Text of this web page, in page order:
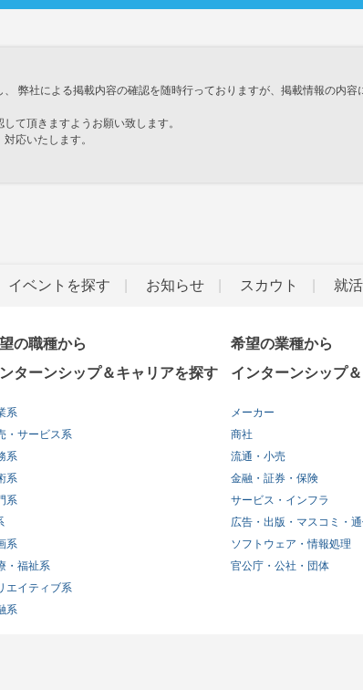
弊社による掲載内容の確認を随時行っておりますが、掲載情報の内容
て頂きますようお願い致します。
応いたします。
イベントを探す お知らせ スカウト 就
の職種から
ターンシップ＆キャリアを探す
系
・サービス系
系
系
系
系
・福祉系
エイティブ系
系
希望の業種から
インターンシップ
メーカー
商社
流通・小売
金融・証券・保険
サービス・インフラ
広告・出版・マスコミ・
ソフトウェア・情報処理
官公庁・公社・団体